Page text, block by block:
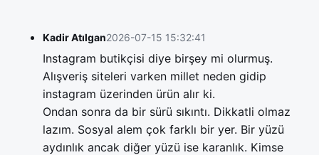
Kadir Atılgan2026-07-15 15:32:41
Instagram butikçisi diye birşey mi olurmuş.
Alışveriş siteleri varken millet neden gidip
instagram üzerinden ürün alır ki.
Ondan sonra da bir sürü sıkıntı. Dikkatli olmaz
lazım. Sosyal alem çok farklı bir yer. Bir yüzü
aydınlık ancak diğer yüzü ise karanlık. Kimse